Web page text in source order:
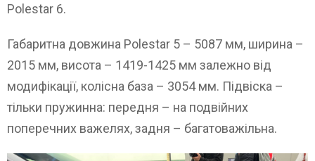
Polestar 6.
Габаритна довжина Polestar 5 – 5087 мм, ширина –
2015 мм, висота – 1419-1425 мм залежно від
модифікації, колісна база – 3054 мм. Підвіска –
тільки пружинна: ​​передня – на подвійних
поперечних важелях, задня – багатоважільна.